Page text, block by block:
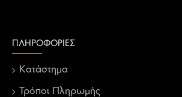
ΠΛΗΡΟΦΟΡΊΕΣ
Κατάστημα
Τρόποι Πληρωμής